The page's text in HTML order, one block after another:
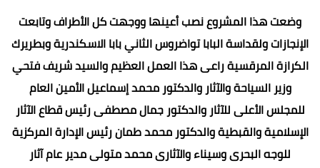
وضعت هذا المشروع نصب أعينها ووجهت كل الأطراف وتابعت
الإنجازات ولقداسة البابا تواضروس الثاني بابا الاسكندرية وبطريرك
الكرازة المرقسية راعى هذا العمل العظيم والسيد شريف فتحي
وزير السياحة والآثار والدكتور محمد إسماعيل الأمين العام
للمجلس الأعلى للآثار والدكتور جمال مصطفى رئيس قطاع الآثار
الإسلامية والقبطية والدكتور محمد طمان رئيس الإدارة المركزية
للوجه البحرى وسيناء والآثارى محمد متولى مدير عام آثار